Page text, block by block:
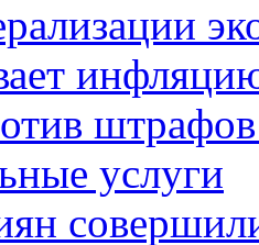
услуги